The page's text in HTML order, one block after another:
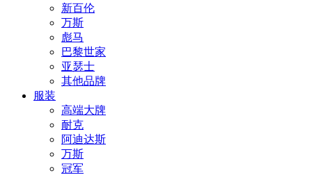
新百伦
万斯
彪马
巴黎世家
亚瑟士
其他品牌
服装
高端大牌
耐克
阿迪达斯
万斯
冠军